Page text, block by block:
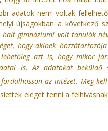
adatok nem voltak
újságokban a következő
gimnáziumi volt tanulók
hogy akinek
azt is, hogy mikor
is. Az adatokat beküldő
fordulhasson az intézet. Meg
eleget tenni a